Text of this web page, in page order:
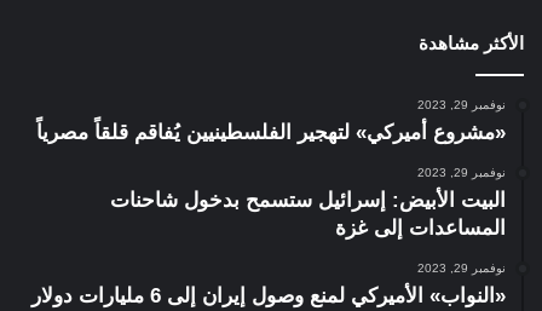
الأكثر مشاهدة
نوفمبر 29, 2023
«مشروع أميركي» لتهجير الفلسطينيين يُفاقم قلقاً مصرياً
نوفمبر 29, 2023
البيت الأبيض: إسرائيل ستسمح بدخول شاحنات
المساعدات إلى غزة
نوفمبر 29, 2023
«النواب» الأميركي لمنع وصول إيران إلى 6 مليارات دولار